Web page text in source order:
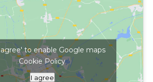
ide a térkép megjelenítéséhez
agree' to enable Google maps
Cookie Policy
I agree